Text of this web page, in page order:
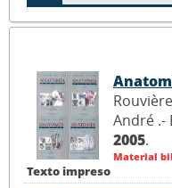
Texto impreso
André .-
2005.
Material